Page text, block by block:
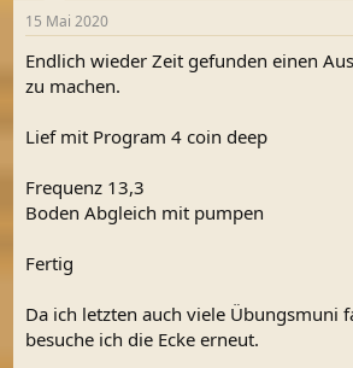
l
e
r
t
a
15 Mai 2020
Endlich wieder Zeit gefunden einen
zu machen.
Lief mit Program 4 coin deep
Frequenz 13,3
Boden Abgleich mit pumpen
Fertig
Da ich letzten auch viele Übungsmuni
besuche ich die Ecke erneut.